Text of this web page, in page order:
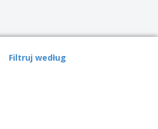
Filtruj według